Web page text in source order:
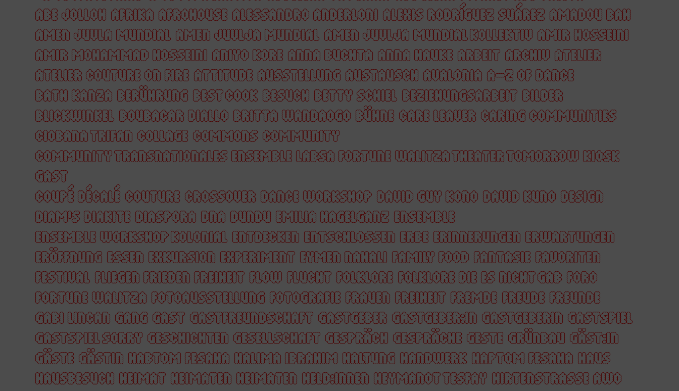
ABE JOLLOH AFRIKA AFROHOUSE ALESSANDRO ANDERLONI ALEXIS RODRÍGUEZ SUÁREZ AMADOU BAH
AMEN JUVLA MUNDIAL AMEN JUVLJA MUNDIAL AMEN JUVLJA MUNDIAL KOLLEKTIV AMIR HOSSEINI
AMIR MOHAMMAD HOSSEINI ANIYO KORE ANNA BUCHTA ANNA HAUKE ARBEIT ARCHIV ATELIER
ATELIER COUTURE ON FIRE ATTITUDE AUSSTELLUNG AUSTAUSCH AVALONIA A–Z OF DANCE
BATH KANZA BERÜHRUNG BEST COOK BESUCH BETTY SCHIEL BEZIEHUNGSARBEIT BILDER
BLICKWINKEL BOUBACAR DIALLO BRITTA WANDAOGO BÜHNE CARE LEAVER CARING COMMUNITIES
CIOBANA TRIFAN COLLAGE COMMONS COMMUNITY
COMMUNITY TRANSNATIONALES ENSEMBLE LABSA FORTUNE WALITZA THEATER TOMORROW KIOSK
GAST
COUPÉ DÉCALÉ COUTURE CROSSOVER DANCE WORKSHOP DAVID GUY KONO DAVID KUNO DESIGN
DIAM'S DIAKITE DIASPORA DNA DUNDU EMILIA HAGELGANZ ENSEMBLE
ENSEMBLE WORKSHOP KOLONIAL ENTDECKEN ENTSCHLOSSEN ERBE ERINNERUNGEN ERWARTUNGEN
ERÖFFNUNG ESSEN EXKURSION EXPERIMENT EYMEN NAHALI FAMILY FOOD FANTASIE FAVORITEN
FESTIVAL FLIEGEN FRIEDEN FREIHEIT FLOW FLUCHT FOLKLORE FOLKLORE DIE ES NICHT GAB FORO
FORTUNE WALITZA FOTOAUSSTELLUNG FOTOGRAFIE FRAUEN FREIHEIT FREMDE FREUDE FREUNDE
GABI LINCAN GANG GAST GASTFREUNDSCHAFT GASTGEBER GASTGEBER:IN GASTGEBERIN GASTSPIEL
GASTSPIEL SORRY GESCHICHTEN GESELLSCHAFT GESPRÄCH GESPRÄCHE GESTE GRÜNBAU GÄST:IN
GÄSTE GÄSTIN HABTOM FESAHA HALIMA IBRAHIM HALTUNG HANDWERK HAPTOM FESAHA HAUS
HAUSBESUCH HEIMAT HEIMATEN HEIMATEN HELD:INNEN HEYMANOT TESFAY HIRTENSTRASSE AWO